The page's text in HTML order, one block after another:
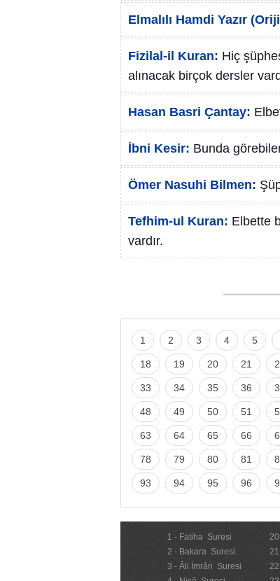
Elmalılı Hamdi Yazır
Fizilal-il Kuran: Hiç
alınacak birçok dersler
Hasan Basri Çantay:
İbni Kesir: Bunda
Ömer Nasuhi Bilmen:
Tefhim-ul Kuran: Elbette
vardır.
1 2 3 4 5
18 19 20 21
33 34 35 36
48 49 50 51
63 64 65 66
78 79 80 81
93 94 95 96
1 - Fatiha Suresi
2 - Bakara Suresi
3 - Âli İmrân Suresi